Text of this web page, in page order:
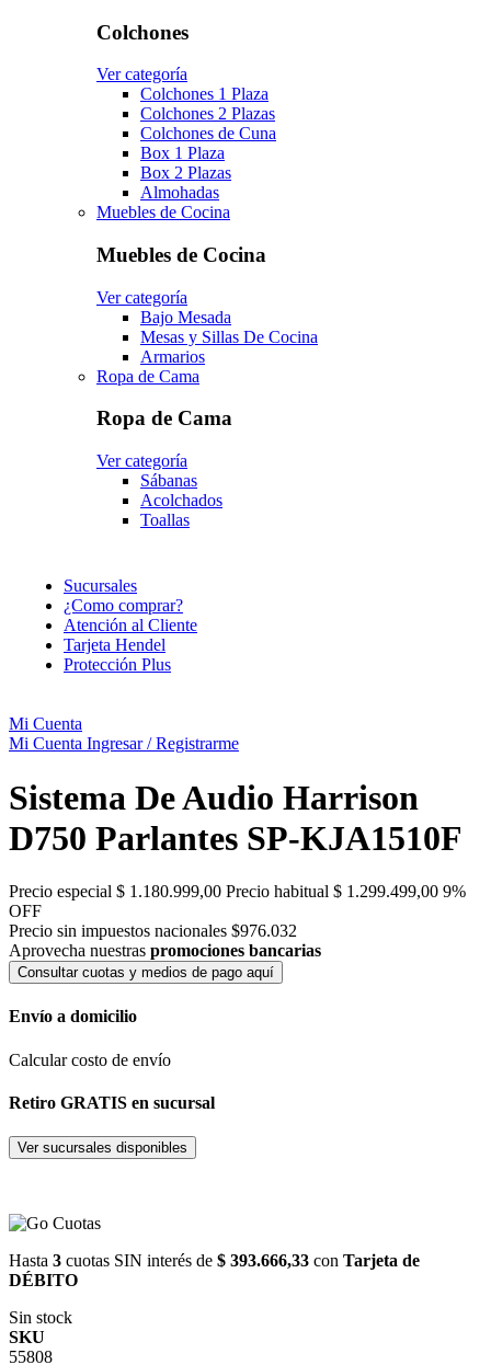
Colchones
Ver categoría
Colchones 1 Plaza
Colchones 2 Plazas
Colchones de Cuna
Box 1 Plaza
Box 2 Plazas
Almohadas
Muebles de Cocina
Muebles de Cocina
Ver categoría
Bajo Mesada
Mesas y Sillas De Cocina
Armarios
Ropa de Cama
Ropa de Cama
Ver categoría
Sábanas
Acolchados
Toallas
Sucursales
¿Como comprar?
Atención al Cliente
Tarjeta Hendel
Protección Plus
Mi Cuenta
Mi Cuenta Ingresar / Registrarme
Sistema De Audio Harrison
D750 Parlantes SP-KJA1510F
Precio especial $ 1.180.999,00 Precio habitual $ 1.299.499,00 9%
OFF
Precio sin impuestos nacionales $976.032
Aprovecha nuestras promociones bancarias
Consultar cuotas y medios de pago aquí
Envío a domicilio
Calcular costo de envío
Retiro GRATIS en sucursal
Ver sucursales disponibles
Hasta 3 cuotas SIN interés de $ 393.666,33 con Tarjeta de
DÉBITO
Sin stock
SKU
55808